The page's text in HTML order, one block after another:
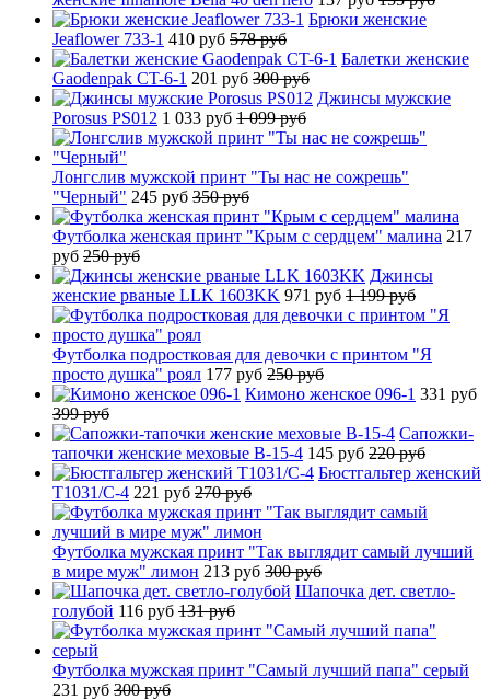
Брюки женские
Jeaflower 733-1 410 руб 578 руб
Балетки женские
Gaodenpak CT-6-1 201 руб 300 руб
Джинсы мужские
Porosus PS012 1 033 руб 1 099 руб
Лонгслив мужской принт "Ты нас не сожрешь"
"Черный" 245 руб 350 руб
Футболка женская принт "Крым с сердцем" малина 217
руб 250 руб
Джинсы
женские рваные LLK 1603KK 971 руб 1 199 руб
Футболка подростковая для девочки с принтом "Я
просто душка" роял 177 руб 250 руб
Кимоно женское 096-1 331 руб
399 руб
Сапожки-
тапочки женские меховые B-15-4 145 руб 220 руб
Бюстгальтер женский
T1031/C-4 221 руб 270 руб
Футболка мужская принт "Так выглядит самый лучший
в мире муж" лимон 213 руб 300 руб
Шапочка дет. светло-
голубой 116 руб 131 руб
Футболка мужская принт "Самый лучший папа" серый
231 руб 300 руб